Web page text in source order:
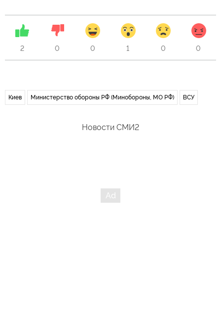
2 0 0 1 0 0
Киев Министерство обороны РФ (Минобороны, МО РФ) ВСУ
Новости СМИ2